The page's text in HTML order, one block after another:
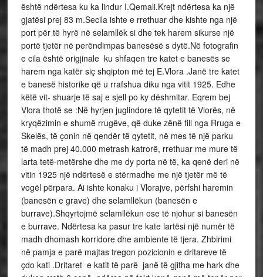
është ndërtesa ku ka lindur I.Qemali.Krejt ndërtesa ka një
gjatësi prej 83 m.Secila ishte e rrethuar dhe kishte nga një
port për të hyrë në selamllëk si dhe tek harem sikurse një
portë tjetër në perëndimpas banesësë s dytë.Në fotografin
e cila është origjinale ku shfaqen tre katet e banesës se
harem nga katër siç shqipton më tej E.Vlora .Janë tre katet
e banesë historike që u rrafshua diku nga vitit 1925. Edhe
këtë vit- shuarje të saj e sjell po ky dëshmitar. Eqrem bej
Vlora thotë se :Në hyrjen juglindore të qytetit të Vlorës, në
kryqëzimin e shumë rrugëve, që duke zënë fill nga Rruga e
Skelës, të çonin në qendër të qytetit, në mes të një parku
të madh prej 40.000 metrash katrorë, rrethuar me mure të
larta tetë-metërshe dhe me dy porta në të, ka qenë deri në
vitin 1925 një ndërtesë e stërmadhe me një tjetër më të
vogël përpara. Ai ishte konaku i Vlorajve, përfshi haremin
(banesën e grave) dhe selamllëkun (banesën e
burrave).Shqyrtojmë selamllëkun ose të njohur si banesën
e burrave. Ndërtesa ka pasur tre kate lartësi një numër të
madh dhomash korridore dhe ambiente të tjera. Zhbirimi
në pamja e parë majtas tregon pozicionin e dritareve të
çdo kati .Dritaret e katit të parë janë të gjitha me hark dhe